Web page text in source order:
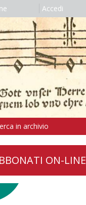
Accedi
in archivio
ON-LINE